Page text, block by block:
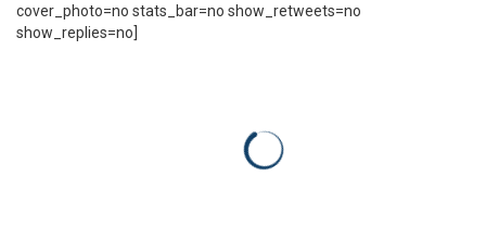
cover_photo=no stats_bar=no show_retweets=no
show_replies=no]